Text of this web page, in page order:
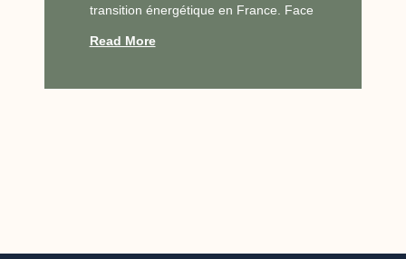
transition énergétique en France. Face
Read More